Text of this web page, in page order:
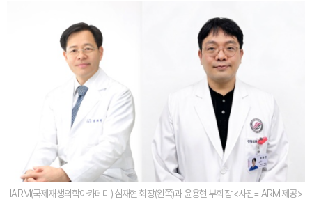
IARM(국제재생의학아카데미) 심재현 회장(왼쪽)과 윤용현 부회장 <사진=IARM 제공>